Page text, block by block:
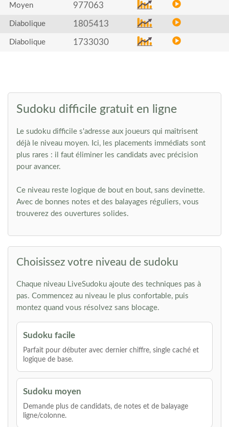
Moyen 977063
Diabolique 1805413
Diabolique 1733030
Sudoku difficile gratuit en ligne
Le sudoku difficile s'adresse aux joueurs qui maîtrisent
déjà le niveau moyen. Ici, les placements immédiats sont
plus rares : il faut éliminer les candidats avec précision
pour avancer.
Ce niveau reste logique de bout en bout, sans devinette.
Avec de bonnes notes et des balayages réguliers, vous
trouverez des ouvertures solides.
Choisissez votre niveau de sudoku
Chaque niveau LiveSudoku ajoute des techniques pas à
pas. Commencez au niveau le plus confortable, puis
montez quand vous résolvez sans blocage.
Sudoku facile
Parfait pour débuter avec dernier chiffre, single caché et
logique de base.
Sudoku moyen
Demande plus de candidats, de notes et de balayage
ligne/colonne.